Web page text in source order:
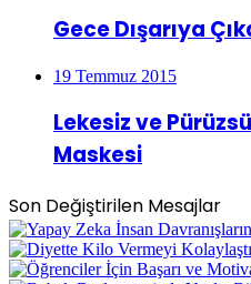
Gece Dışarıya
19 Temmuz 2015
Lekesiz ve
Maskesi
Son Değiştirilen Mesajlar